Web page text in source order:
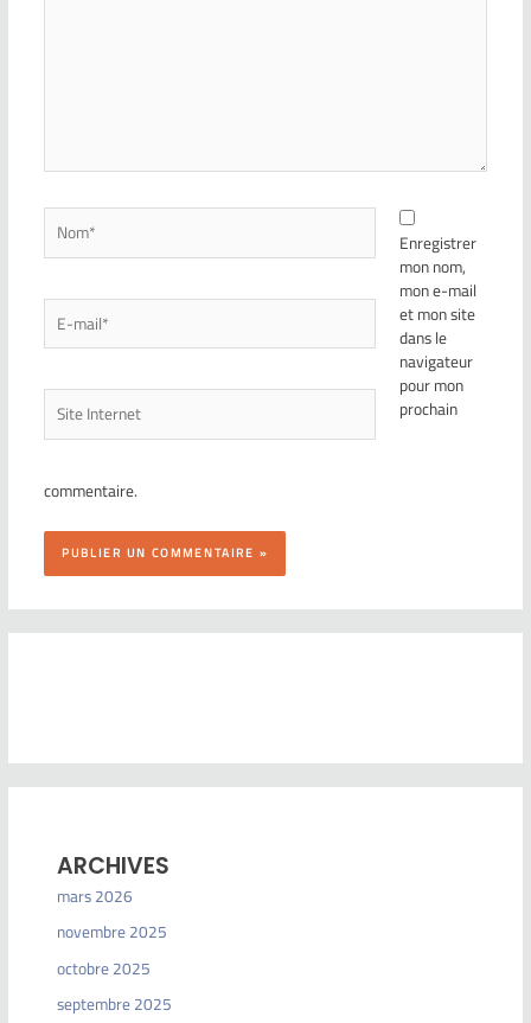
Enregistrer
mon nom,
mon e-mail
et mon site
dans le
navigateur
pour mon
prochain
commentaire.
ARCHIVES
mars 2026
novembre 2025
octobre 2025
septembre 2025